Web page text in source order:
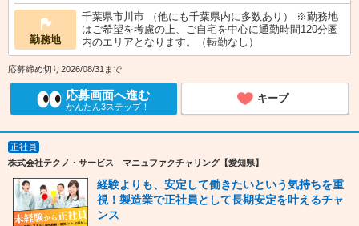
勤務地
千葉県市川市 （他にも千葉県内に多数あり） ※勤務地
はご希望を考慮の上、ご自宅を中心に通勤時間120分圏
内のエリアとなります。（転勤なし）
応募締め切り2026/08/31まで
応募画面へ進む
かんたん3ステップ！
キープ
正社員
株式会社テクノ・サービス マニュファクチャリング【愛知県】
経験よりも、安定して働きたいという気持ちを重
視！製造業で正社員として長期安定を叶えるチャ
ンス